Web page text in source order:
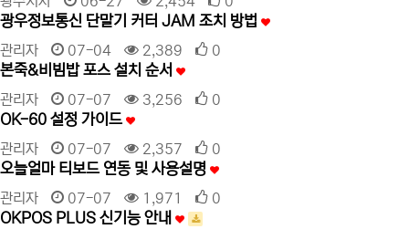
광우정보통신 단말기 커터 JAM 조치 방법
관리자 07-04 2,389 0
본죽&비빔밥 포스 설치 순서
관리자 07-07 3,256 0
OK-60 설정 가이드
관리자 07-07 2,357 0
오늘얼마 티보드 연동 및 사용설명
관리자 07-07 1,971 0
OKPOS PLUS 신기능 안내